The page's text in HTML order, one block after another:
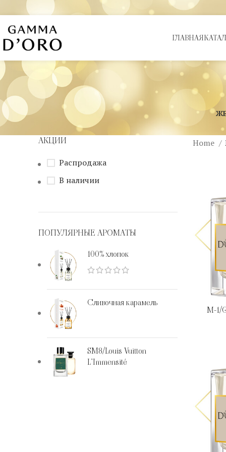
ГЛАВНАЯ
АКЦИИ
Распродажа
В наличии
ПОПУЛЯРНЫЕ АРОМАТЫ
100% хлопок
Сливочная карамель
SM8/Louis Vuitton
L’Immensité
Home
M-1/